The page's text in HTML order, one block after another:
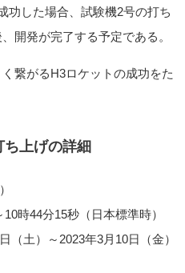
功した場合、試験機2号の打ち
開発が完了する予定である。
繋がるH3ロケットの成功をた
上げの詳細
時44分15秒（日本標準時）
（土）～2023年3月10日（金）